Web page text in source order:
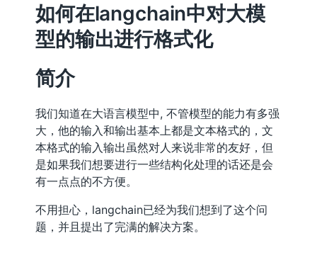
如何在langchain中对大模
型的输出进行格式化
简介
我们知道在大语言模型中, 不管模型的能力有多强
大，他的输入和输出基本上都是文本格式的，文
本格式的输入输出虽然对人来说非常的友好，但
是如果我们想要进行一些结构化处理的话还是会
有一点点的不方便。
不用担心，langchain已经为我们想到了这个问
题，并且提出了完满的解决方案。